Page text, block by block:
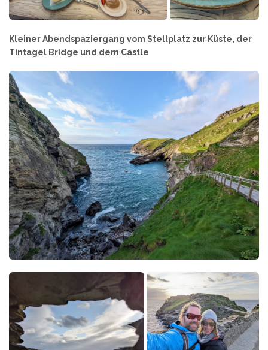
Kleiner Abendspaziergang vom Stellplatz zur Küste, der
Tintagel Bridge und dem Castle